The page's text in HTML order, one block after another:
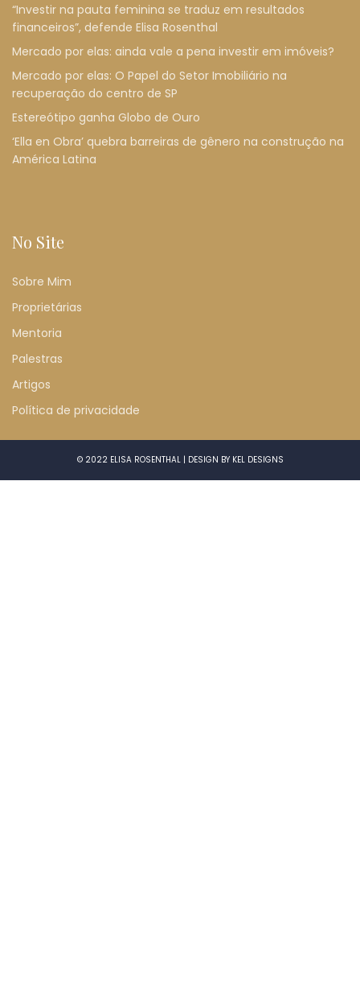
“Investir na pauta feminina se traduz em resultados
financeiros”, defende Elisa Rosenthal
Mercado por elas: ainda vale a pena investir em imóveis?
Mercado por elas: O Papel do Setor Imobiliário na
recuperação do centro de SP
Estereótipo ganha Globo de Ouro
‘Ella en Obra’ quebra barreiras de gênero na construção na
América Latina
No Site
Sobre Mim
Proprietárias
Mentoria
Palestras
Artigos
Política de privacidade
© 2022 ELISA ROSENTHAL | DESIGN BY KEL DESIGNS